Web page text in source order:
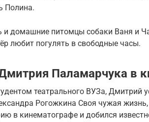
Полина.
и домашние питомцы собаки Ваня и
любит погулять в свободные часы.
Паламарчука в
театрального ВУЗа, Дмитрий
Рогожкина Своя чужая
в кинематографе и добился